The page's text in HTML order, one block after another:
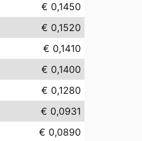
€ 0,1450
€ 0,1520
€ 0,1410
€ 0,1400
€ 0,1280
€ 0,0931
€ 0,0890